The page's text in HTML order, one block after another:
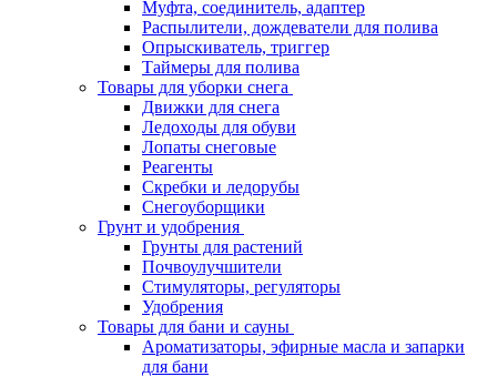
Муфта, соединитель, адаптер
Распылители, дождеватели для полива
Опрыскиватель, триггер
Таймеры для полива
Товары для уборки снега
Движки для снега
Ледоходы для обуви
Лопаты снеговые
Реагенты
Скребки и ледорубы
Снегоуборщики
Грунт и удобрения
Грунты для растений
Почвоулучшители
Стимуляторы, регуляторы
Удобрения
Товары для бани и сауны
Ароматизаторы, эфирные масла и запарки
для бани